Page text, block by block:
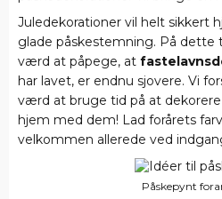
Juledekorationer vil helt sikkert
glade påskestemning. På dette
værd at påpege, at
har lavet, er endnu sjovere. Vi
værd at bruge tid på at
hjem med dem! Lad forårets
velkommen allerede ved
Påskepynt